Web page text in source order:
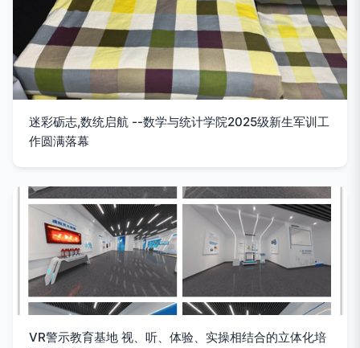
迷彩砺志,数统启航 --数学与统计学院2025级新生军训工
作圆满落幕
VR警示教育基地 视、听、体验、实操相结合的立体化培